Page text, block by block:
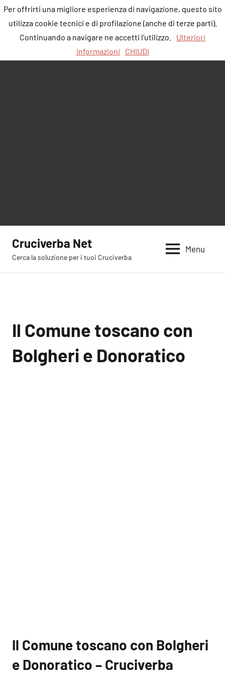
contenuto
Cruciverba Net
Cerca la soluzione per i tuoi Cruciverba
Menu
Il Comune toscano con
Bolgheri e Donoratico
Il Comune toscano con Bolgheri
e Donoratico – Cruciverba
Per offrirti una migliore esperienza di navigazione, questo sito
utilizza cookie tecnici e di profilazione (anche di terze parti).
Continuando a navigare ne accetti l'utilizzo.
Ulteriori
Informazioni
CHIUDI